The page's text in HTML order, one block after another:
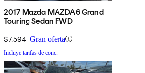
2017 Mazda MAZDA6 Grand
Touring Sedan FWD
$7,594 Gran oferta
Incluye tarifas de conc.